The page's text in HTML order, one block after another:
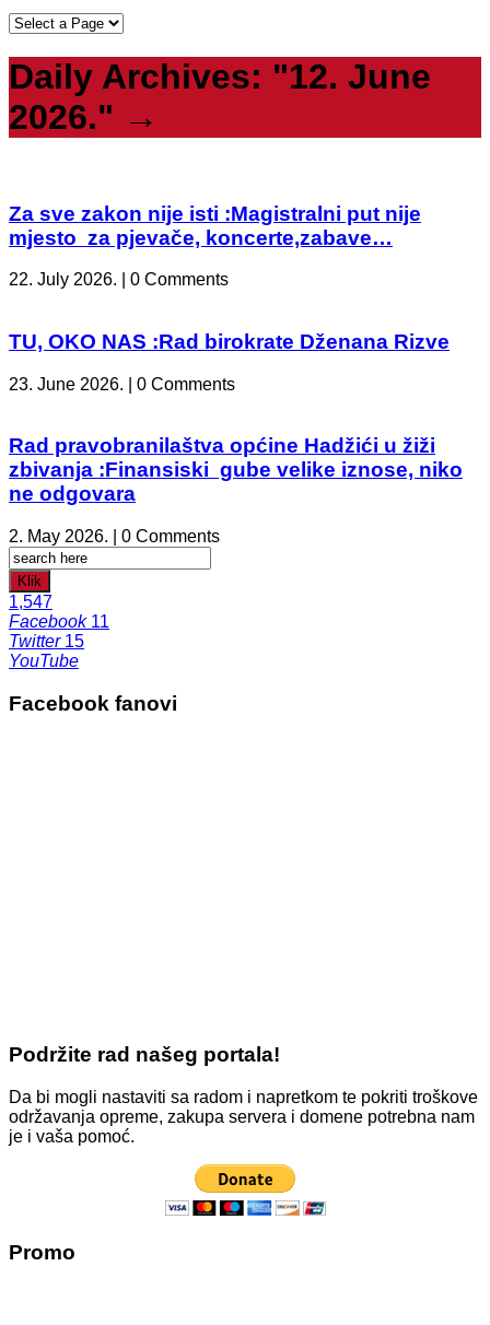
Daily Archives: "12. June
2026." →
Za sve zakon nije isti :Magistralni put nije
mjesto za pjevače, koncerte,zabave…
22. July 2026. | 0 Comments
TU, OKO NAS :Rad birokrate Dženana Rizve
23. June 2026. | 0 Comments
Rad pravobranilaštva općine Hadžići u žiži
zbivanja :Finansiski gube velike iznose, niko
ne odgovara
2. May 2026. | 0 Comments
Klik
1,547
Facebook 11
Twitter 15
YouTube
Facebook fanovi
Podržite rad našeg portala!
Da bi mogli nastaviti sa radom i napretkom te pokriti troškove
održavanja opreme, zakupa servera i domene potrebna nam
je i vaša pomoć.
Promo